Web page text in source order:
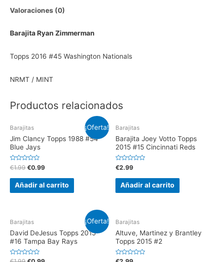
Valoraciones (0)
Barajita Ryan Zimmerman
Topps 2016 #45 Washington Nationals
NRMT / MINT
Productos relacionados
¡Oferta!
Barajitas
Jim Clancy Topps 1988 #54
Blue Jays
V
a
l
a
0
d
e
5
€1.99 €0.99
Añadir al carrito
Barajitas
Barajita Joey Votto Topps
2015 #15 Cincinnati Reds
V
a
l
a
0
d
e
5
€2.99
Añadir al carrito
¡Oferta!
Barajitas
David DeJesus Topps 2015
#16 Tampa Bay Rays
V
Barajitas
Altuve, Martinez y Brantley
Topps 2015 #2
V